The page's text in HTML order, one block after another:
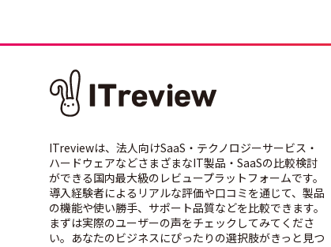
ITreviewは、法人向けSaaS・テクノロジーサービス・
ハードウェアなどさまざまなIT製品・SaaSの比較検討
ができる国内最大級のレビュープラットフォームです。
導入経験者によるリアルな評価や口コミを通じて、製品
の機能や使い勝手、サポート品質などを比較できます。
まずは実際のユーザーの声をチェックしてみてくださ
い。あなたのビジネスにぴったりの選択肢がきっと見つ